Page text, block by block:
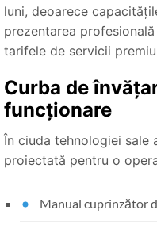
luni, deoarece
prezentarea
tarifele de servicii
Curba de
funcționare
În ciuda tehnologiei sale
proiectată pentru o
Manual cuprinzător